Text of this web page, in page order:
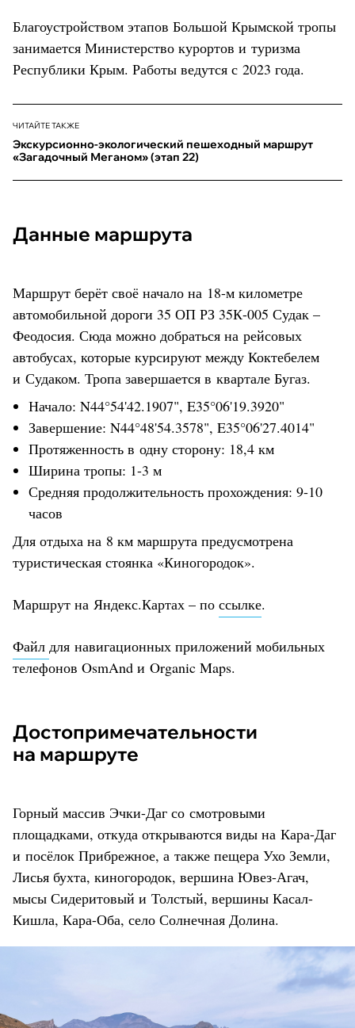
Благоустройством этапов Большой Крымской тропы
занимается Министерство курортов и туризма
Республики Крым. Работы ведутся с 2023 года.
ЧИТАЙТЕ ТАКЖЕ
Экскурсионно-экологический пешеходный маршрут
«Загадочный Меганом» (этап 22)
Данные маршрута
Маршрут берёт своё начало на 18-м километре
автомобильной дороги 35 ОП РЗ 35К-005 Судак –
Феодосия. Сюда можно добраться на рейсовых
автобусах, которые курсируют между Коктебелем
и Судаком. Тропа завершается в квартале Бугаз.
Начало: N44°54'42.1907", E35°06'19.3920"
Завершение: N44°48'54.3578", E35°06'27.4014"
Протяженность в одну сторону: 18,4 км
Ширина тропы: 1-3 м
Средняя продолжительность прохождения: 9-10
часов
Для отдыха на 8 км маршрута предусмотрена
туристическая стоянка «Киногородок».
Маршрут на Яндекс.Картах – по ссылке.
Файл для навигационных приложений мобильных
телефонов OsmAnd и Organic Maps.
Достопримечательности
на маршруте
Горный массив Эчки-Даг со смотровыми
площадками, откуда открываются виды на Кара-Даг
и посёлок Прибрежное, а также пещера Ухо Земли,
Лисья бухта, киногородок, вершина Ювез-Агач,
мысы Сидеритовый и Толстый, вершины Касал-
Кишла, Кара-Оба, село Солнечная Долина.